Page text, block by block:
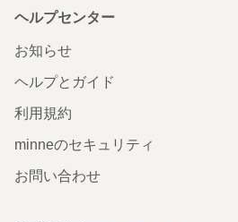
ヘルプセンター
お知らせ
ヘルプとガイド
利用規約
minneのセキュリティ
お問い合わせ